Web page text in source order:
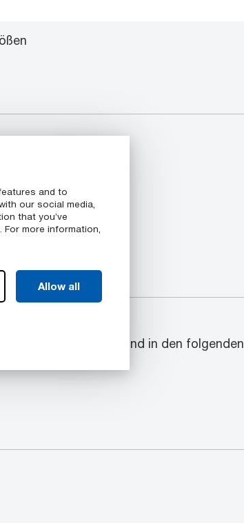
and to
our social media,
that you’ve
more information,
Allow all
PEEK Halbzeuge sind in den folgenden